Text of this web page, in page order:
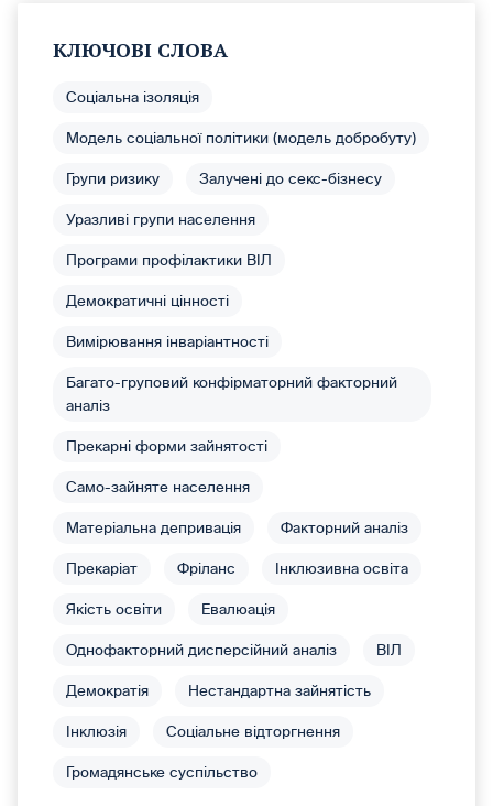
КЛЮЧОВІ СЛОВА
Соціальна ізоляція
Модель соціальної політики (модель добробуту)
Групи ризику Залучені до секс-бізнесу
Уразливі групи населення
Програми профілактики ВІЛ
Демократичні цінності
Вимірювання інваріантності
Багато-груповий конфірматорний факторний
аналіз
Прекарні форми зайнятості
Само-зайняте населення
Матеріальна депривація Факторний аналіз
Прекаріат Фріланс Інклюзивна освіта
Якість освіти Евалюація
Однофакторний дисперсійний аналіз ВІЛ
Демократія Нестандартна зайнятість
Інклюзія Соціальне відторгнення
Громадянське суспільство